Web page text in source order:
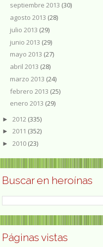
septiembre 2013 (30)
agosto 2013 (28)
julio 2013 (29)
junio 2013 (29)
mayo 2013 (27)
abril 2013 (28)
marzo 2013 (24)
febrero 2013 (25)
enero 2013 (29)
► 2012 (335)
► 2011 (352)
► 2010 (23)
Buscar en heroínas
Páginas vistas